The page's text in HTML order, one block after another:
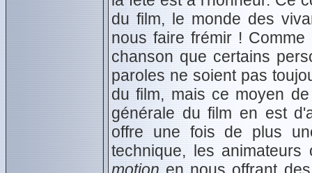
du film, le monde des
nous faire frémir !
chanson que certains
paroles ne soient pas
du film, mais ce moyen
générale du film en est
offre une fois de plus
technique, les